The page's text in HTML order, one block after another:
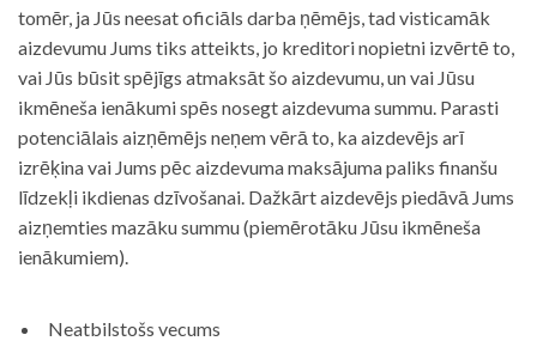
tomēr, ja Jūs neesat oficiāls darba ņēmējs, tad visticamāk
aizdevumu Jums tiks atteikts, jo kreditori nopietni izvērtē to,
vai Jūs būsit spējīgs atmaksāt šo aizdevumu, un vai Jūsu
ikmēneša ienākumi spēs nosegt aizdevuma summu. Parasti
potenciālais aizņēmējs neņem vērā to, ka aizdevējs arī
izrēķina vai Jums pēc aizdevuma maksājuma paliks finanšu
līdzekļi ikdienas dzīvošanai. Dažkārt aizdevējs piedāvā Jums
aizņemties mazāku summu (piemērotāku Jūsu ikmēneša
ienākumiem).
Neatbilstošs vecums